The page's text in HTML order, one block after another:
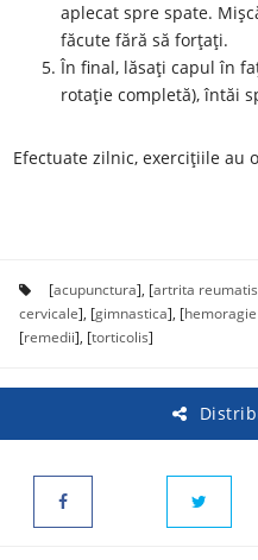
aplecat spre spate.
făcute fără să forțați.
În final, lăsați capul în
rotație completă), întăi
Efectuate zilnic, exercițiile au
[acupunctura], [artrita
cervicale], [gimnastica], [
[remedii], [torticolis]